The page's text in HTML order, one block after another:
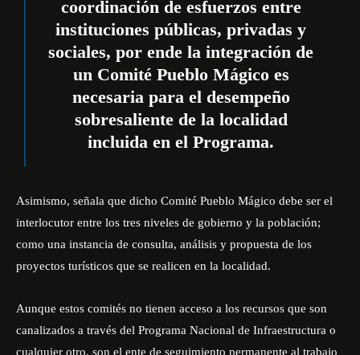
coordinación de esfuerzos entre
instituciones públicas, privadas y
sociales, por ende la integración de
un Comité Pueblo Mágico es
necesaria para el desempeño
sobresaliente de la localidad
incluida en el Programa.
Asimismo, señala que dicho Comité Pueblo Mágico debe ser el
interlocutor entre los tres niveles de gobierno y la población;
como una instancia de consulta, análisis y propuesta de los
proyectos turísticos que se realicen en la localidad.
Aunque estos comités no tienen acceso a los recursos que son
canalizados a través del Programa Nacional de Infraestructura o
cualquier otro, son el ente de seguimiento permanente al trabajo